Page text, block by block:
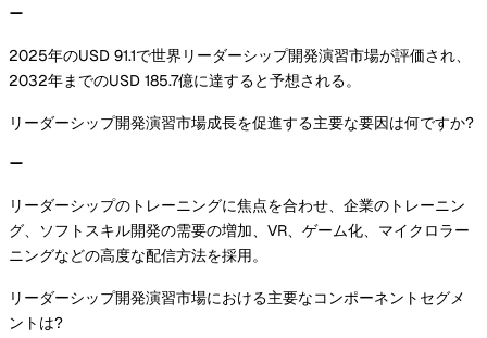
2025年のUSD 91.1で世界リーダーシップ開発演習市場が評価され、
2032年までのUSD 185.7億に達すると予想される。
リーダーシップ開発演習市場成長を促進する主要な要因は何ですか?
リーダーシップのトレーニングに焦点を合わせ、企業のトレーニン
グ、ソフトスキル開発の需要の増加、VR、ゲーム化、マイクロラー
ニングなどの高度な配信方法を採用。
リーダーシップ開発演習市場における主要なコンポーネントセグメ
ントは?